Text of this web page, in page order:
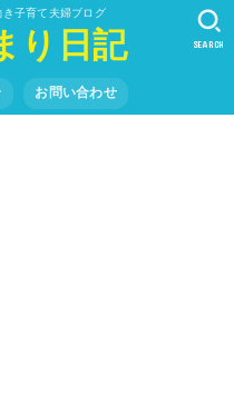
子育て夫婦ブログ
り日記
お問い合わせ
SEARCH